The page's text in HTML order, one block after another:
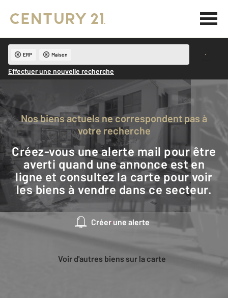
ERP Maison
Effectuer une nouvelle recherche
Nos biens actuels ne correspondent pas à
votre recherche
Créez-vous une alerte mail pour être
averti quand une annonce est en
ligne et consultez la carte pour voir
les biens à vendre dans ce secteur.
Créer une alerte
Voir d'autres biens sur la carte